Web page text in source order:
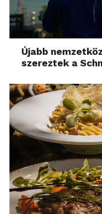
Újabb
szereztek a